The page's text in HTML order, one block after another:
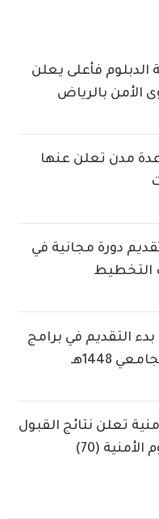
الدبلوم فأعلى يعلن
بالرياض
مدن تعلن عنها
دورة مجانية في
التخطيط
التقديم في برامج
1448هـ
تعلن نتائج القبول
(70)